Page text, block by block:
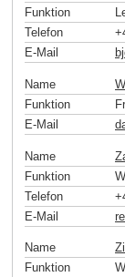
Funktion
Telefon
E-Mail
Name
Funktion
E-Mail
Name
Funktion
Telefon
E-Mail
Name
Funktion